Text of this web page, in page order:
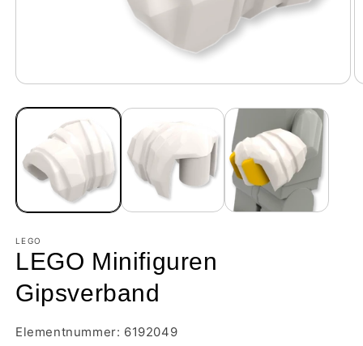
LEGO
LEGO Minifiguren
Gipsverband
Elementnummer: 6192049